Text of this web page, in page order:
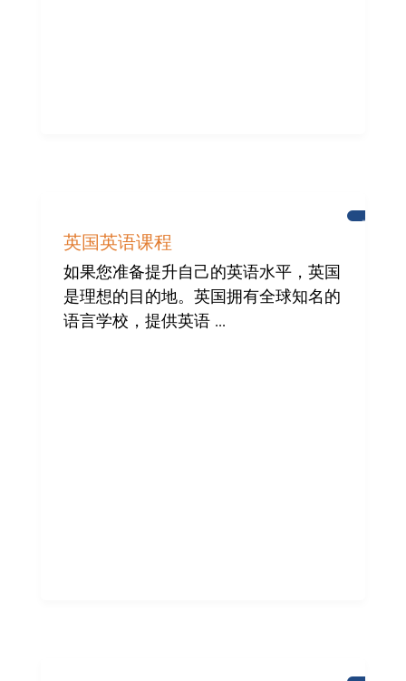
布
英国英语课程
如果您准备提升自己的英语水平，英国
是理想的目的地。英国拥有全球知名的
语言学校，提供英语 ...